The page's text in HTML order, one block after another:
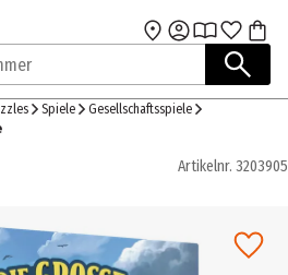
Zum Hauptinhalt
Spiele
Gesellschaftsspiele
Artikelnr. 3203905